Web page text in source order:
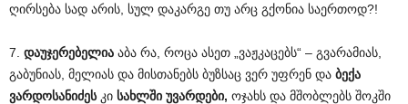
ღირსება სად არის, სულ დაკარგე თუ არც გქონია საერთოდ?!
7. დაუჯერებელია აბა რა, როცა ასეთ „ვაჟკაცებს“ – გვარამიას,
გაბუნიას, მელიას და მისთანებს ბუზსაც ვერ უფრენ და ბექა
ვარდოსანიძესკი სახლში უვარდები, ოჯახს და მშობლებს შოკში